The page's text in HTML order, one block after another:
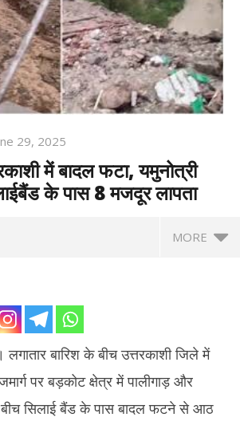
29, 2025
में बादल फटा, यमुनोत्री
के पास 8 मजदूर लापता
MORE
बारिश के बीच उत्तरकाशी जिले में
पर बड़कोट क्षेत्र में पालीगाड़ और
सिलाई बैंड के पास बादल फटने से आठ